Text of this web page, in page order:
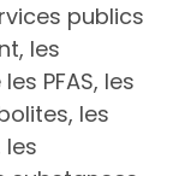
publics
les
PFAS, les
les